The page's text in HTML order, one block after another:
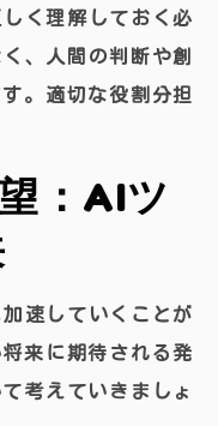
く理解しておく必
、人間の判断や創
。適切な役割分担
：AIツ
速していくことが
来に期待される発
考えていきましょ